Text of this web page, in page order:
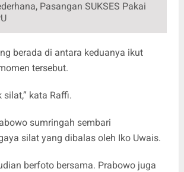
Pasangan SUKSES Pakai
berada di antara keduanya ikut
tersebut.
silat,” kata Raffi.
sumringah sembari
silat yang dibalas oleh Iko Uwais.
berfoto bersama. Prabowo juga